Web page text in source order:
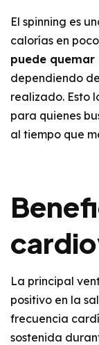
El spinning es
calorías en
puede
dependiendo
realizado. Esto
para quienes
al tiempo que
La principal
positivo en la
frecuencia
sostenida